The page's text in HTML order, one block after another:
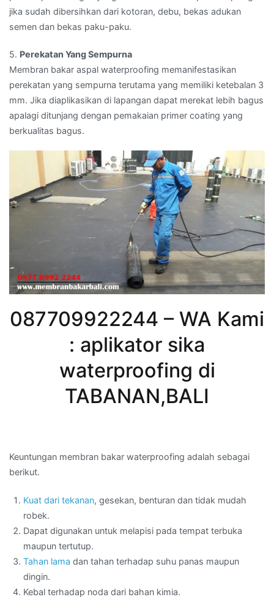
jika sudah dibersihkan dari kotoran, debu, bekas adukan
semen dan bekas paku-paku.
5. Perekatan Yang Sempurna
Membran bakar aspal waterproofing memanifestasikan
perekatan yang sempurna terutama yang memiliki ketebalan 3
mm. Jika diaplikasikan di lapangan dapat merekat lebih bagus
apalagi ditunjang dengan pemakaian primer coating yang
berkualitas bagus.
087709922244 – WA Kami
: aplikator sika
waterproofing di
TABANAN,BALI
Keuntungan membran bakar waterproofing adalah sebagai
berikut.
Kuat dari tekanan, gesekan, benturan dan tidak mudah
robek.
Dapat digunakan untuk melapisi pada tempat terbuka
maupun tertutup.
Tahan lama dan tahan terhadap suhu panas maupun
dingin.
Kebal terhadap noda dari bahan kimia.